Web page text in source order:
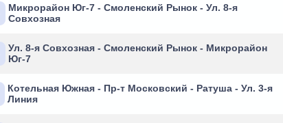
Микрорайон Юг-7 - Смоленский Рынок - Ул. 8-я
Совхозная
Ул. 8-я Совхозная - Смоленский Рынок - Микрорайон
Юг-7
Котельная Южная - Пр-т Московский - Ратуша - Ул. 3-я
Линия